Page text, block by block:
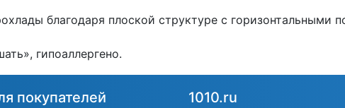
благодаря плоской структуре с горизонтальными
гипоаллергено.
покупателей 1010.ru